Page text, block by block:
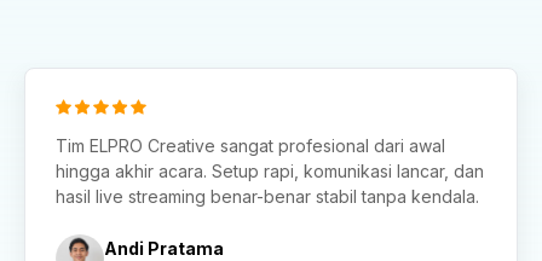
Tim ELPRO Creative sangat profesional dari awal
hingga akhir acara. Setup rapi, komunikasi lancar, dan
hasil live streaming benar-benar stabil tanpa kendala.
Andi Pratama